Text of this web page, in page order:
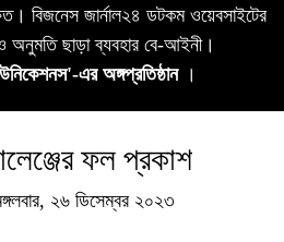
বিজনেস জার্নাল২৪ ডটকম ওয়েবসাইটের
অনুমতি ছাড়া ব্যবহার বে-আইনী।
এর অঙ্গপ্রতিষ্ঠান ।
ফল প্রকাশ
২৬ ডিসেম্বর ২০২৩